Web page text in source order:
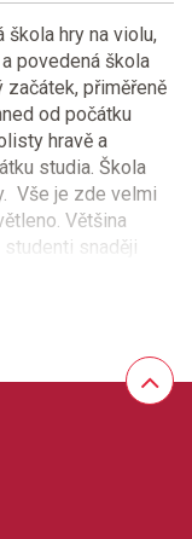
škola hry na violu,
povedená škola
přiměřeně
od počátku
hravě a
studia. Škola
Vše je zde velmi
Většina
snaději
ilustrován.